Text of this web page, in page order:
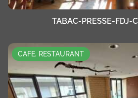
TABAC-PRESSE-FDJ-
CAFE, RESTAURANT